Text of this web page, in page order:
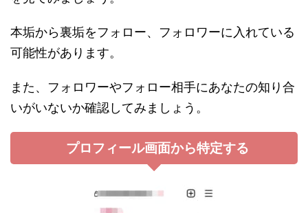
本垢から裏垢をフォロー、フォロワーに入れている
可能性があります。
また、フォロワーやフォロー相手にあなたの知り合
いがいないか確認してみましょう。
プロフィール画面から特定する